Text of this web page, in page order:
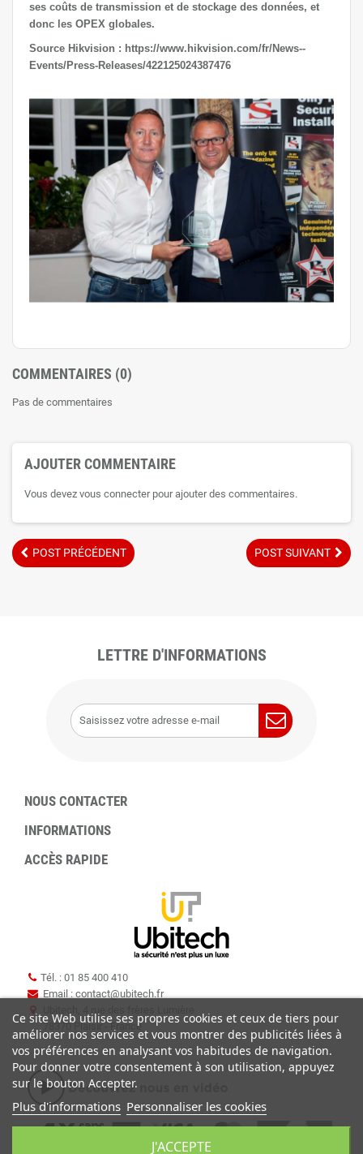
ses coûts de transmission et de stockage des données, et
donc les OPEX globales.
Source Hikvision : https://www.hikvision.com/fr/News--
Events/Press-Releases/422125024387476
COMMENTAIRES (0)
Pas de commentaires
AJOUTER COMMENTAIRE
Vous devez vous connecter pour ajouter des commentaires.
POST PRÉCÉDENT POST SUIVANT
LETTRE D'INFORMATIONS
NOUS CONTACTER
INFORMATIONS
ACCÈS RAPIDE
Tél. : 01 85 400 410
Email : contact@ubitech.fr
78370 Plaisir - France
Ce site Web utilise ses propres cookies et ceux de tiers pour
améliorer nos services et vous montrer des publicités liées à
vos préférences en analysant vos habitudes de navigation.
Pour donner votre consentement à son utilisation, appuyez
sur le bouton Accepter.
Plus d'informations Personnaliser les cookies
J'ACCEPTE